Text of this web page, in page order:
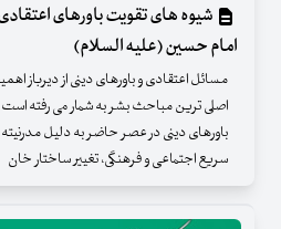
شیوه های تقویت باورهای
امام حسین (علیه السلام)
مسائل اعتقادی و باورهای دینی از دیرباز
اصلی ترین مباحث بشر به شمار می رفته است
باورهای دینی در عصر حاضر به دلیل
سریع اجتماعی و فرهنگی، تغییر ساختار خان